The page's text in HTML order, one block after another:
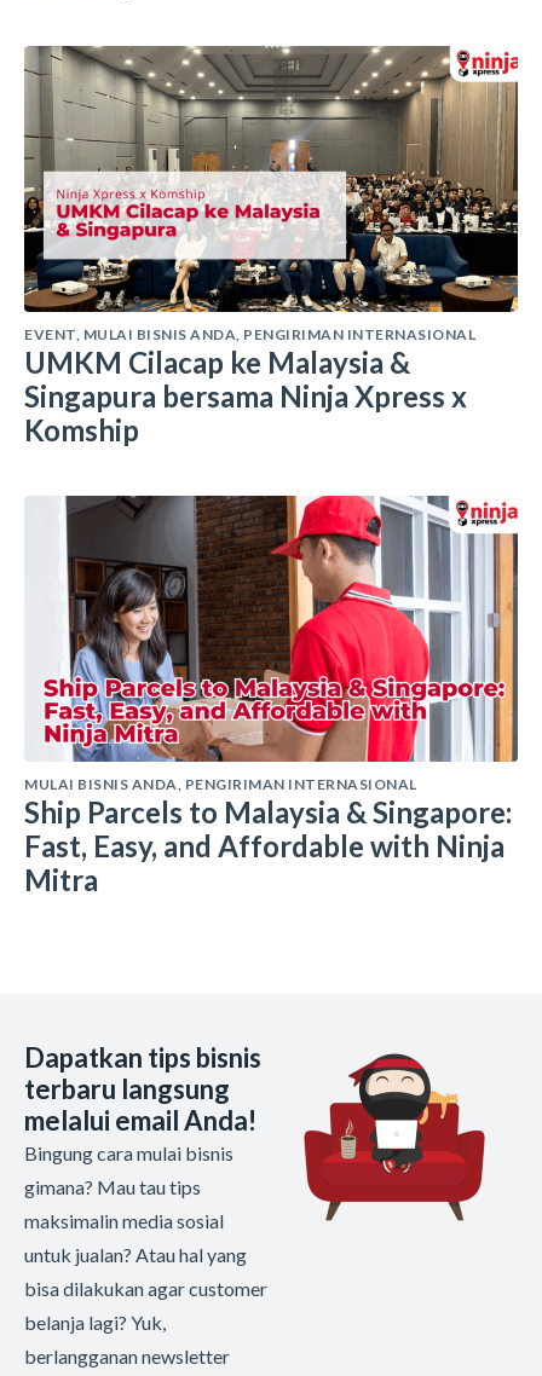
EVENT, MULAI BISNIS ANDA, PENGIRIMAN INTERNASIONAL
UMKM Cilacap ke Malaysia &
Singapura bersama Ninja Xpress x
Komship
MULAI BISNIS ANDA, PENGIRIMAN INTERNASIONAL
Ship Parcels to Malaysia & Singapore:
Fast, Easy, and Affordable with Ninja
Mitra
Dapatkan tips bisnis
terbaru langsung
melalui email Anda!
Bingung cara mulai bisnis
gimana? Mau tau tips
maksimalin media sosial
untuk jualan? Atau hal yang
bisa dilakukan agar customer
belanja lagi? Yuk,
berlangganan newsletter